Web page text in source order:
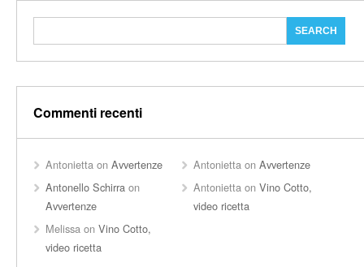
Commenti recenti
Antonietta on Avvertenze Antonietta onAvvertenze
Antonello Schirra on
Avvertenze
Antonietta onVino Cotto,
video ricetta
Melissa on Vino Cotto,
video ricetta